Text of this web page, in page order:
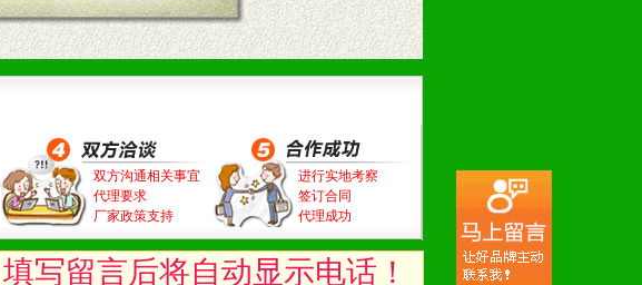
双方沟通相关事宜
代理要求
厂家政策支持
进行实地考察
签订合同
代理成功
写留言后将自动显示电话！